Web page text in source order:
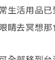
生活用品
睛去冥想